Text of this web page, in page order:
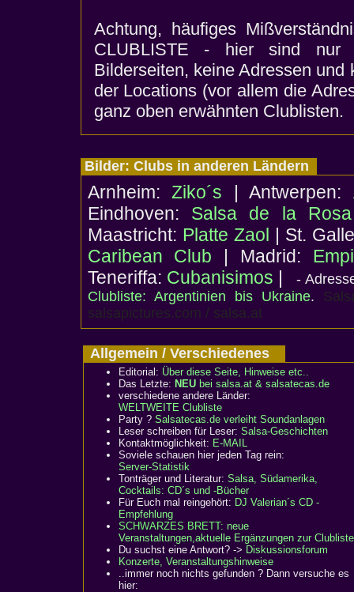
Achtung, häufiges
CLUBLISTE - hier sind nur
Bilderseiten, keine Adressen
der Locations (vor allem die
ganz oben erwähnten Clublisten.
Bilder: Clubs in anderen Ländern
Arnheim: Ziko´s | Antwerpen:
Eindhoven: Salsa de la Rosa
Maastricht: Platte Zaol | St.
Caribean Club | Madrid:
Teneriffa: Cubanisimos |
-
Clubliste: Argentinien bis Ukraine.
salsapictures.com / salsa.at
Allgemein / Verschiedenes
Editorial: Über diese Seite, Hinweise etc..
Das Letzte: NEUbei salsa.at & salsatecas.de
verschiedene andere Länder:
WELTWEITE Clubliste
Party ? Salsatecas.de verleiht Soundanlagen
Leser schreiben für Leser: Salsa-Geschichten
Kontaktmöglichkeit: E-MAIL
Soviele schauen hier jeden Tag rein:
Server-Statistik
Tonträger und Literatur: Salsa, Südamerika,
Cocktails: CD´s und -Bücher
Für Euch mal reingehört: DJ Valerian´s CD -
Empfehlung
SCHWARZES BRETT: neue
Veranstaltungen,aktuelle Ergänzungen zur Clubliste
Du suchst eine Antwort? -> Diskussionsforum
Konzerte, Veranstaltungshinweise
..immer noch nichts gefunden ? Dann versuche es
hier: